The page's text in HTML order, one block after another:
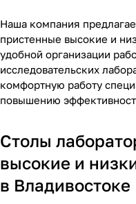
Наша компания
пристенные высокие и
удобной организации
исследовательских
комфортную работу
повышению
Столы
высокие и
в Владивостоке